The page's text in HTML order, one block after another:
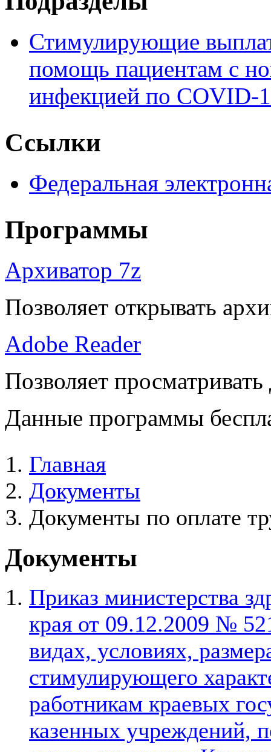
Стимулирующие
помощь пациентам с
инфекцией по COVID-
Ссылки
Федеральная
Программы
Архиватор 7z
Позволяет открывать
Adobe Reader
Позволяет
Данные программы
Главная
Документы
Документы по оплате
Документы
Приказ министерства
края от 09.12.2009 №
видах, условиях,
стимулирующего
работникам краевых
казенных учреждений,